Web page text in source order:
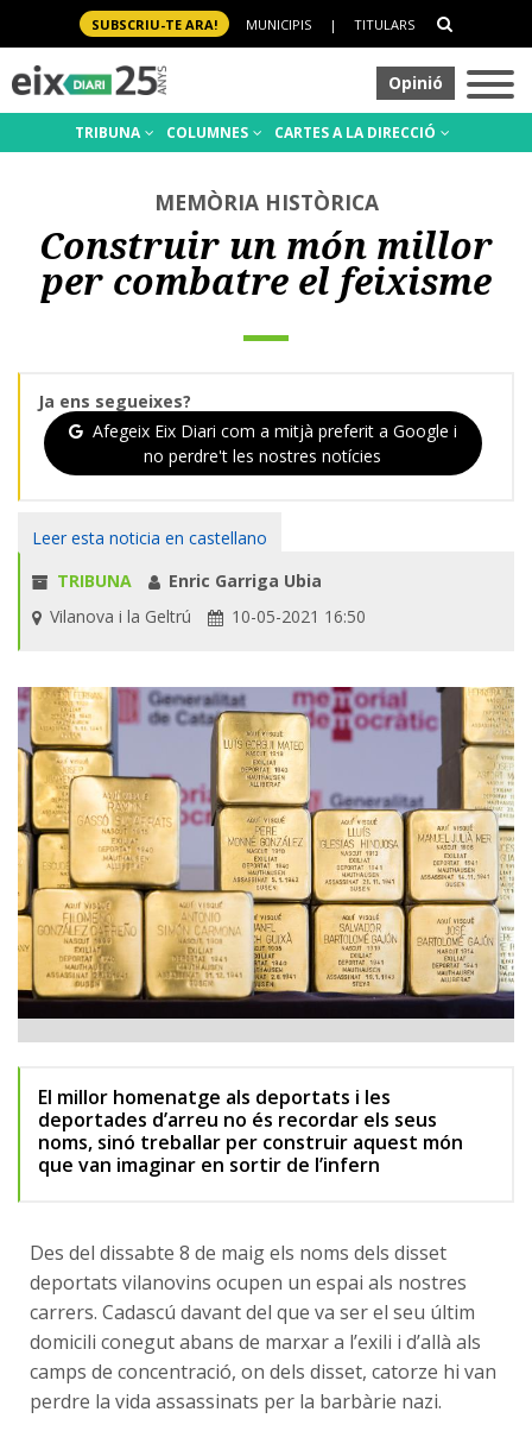
SUBSCRIU-TE ARA! MUNICIPIS | TITULARS
Opinió
TRIBUNA COLUMNES CARTES A LA DIRECCIÓ
MEMÒRIA HISTÒRICA
Construir un món millor
per combatre el feixisme
Ja ens segueixes?
Afegeix Eix Diari com a mitjà preferit a Google i
no perdre't les nostres notícies
Leer esta noticia en castellano
TRIBUNA
Enric Garriga Ubia
Vilanova i la Geltrú
10-05-2021 16:50
El millor homenatge als deportats i les
deportades d’arreu no és recordar els seus
noms, sinó treballar per construir aquest món
que van imaginar en sortir de l’infern
Des del dissabte 8 de maig els noms dels disset
deportats vilanovins ocupen un espai als nostres
carrers. Cadascú davant del que va ser el seu últim
domicili conegut abans de marxar a l’exili i d’allà als
camps de concentració, on dels disset, catorze hi van
perdre la vida assassinats per la barbàrie nazi.